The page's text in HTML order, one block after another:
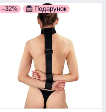
–32% Подарунок